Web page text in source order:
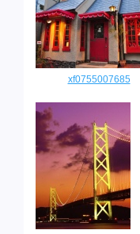
xf0755007685